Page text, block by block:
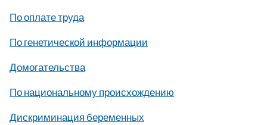
По оплате труда
По генетической информации
Домогательства
По национальному происхождению
Дискриминация беременных